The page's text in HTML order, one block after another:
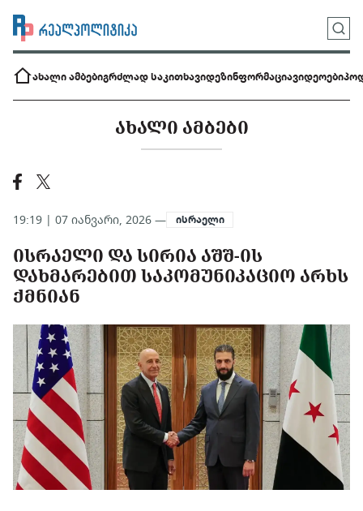
ახალი ამბებიგრძლად საკითხავიდეზინფორმაციავიდეოები
ᲐᲮᲐᲚᲘ ᲐᲛᲑᲔᲑᲘ
19:19 | 07 იანვარი, 2026 — ისრაელი
ᲘᲡᲠᲐᲔᲚᲘ ᲓᲐ ᲡᲘᲠᲘᲐ ᲐᲨᲨ-ᲘᲡ
ᲓᲐᲮᲛᲐᲠᲔᲑᲘᲗ ᲡᲐᲙᲝᲛᲣᲜᲘᲙᲐᲪᲘᲝ ᲐᲠᲮᲡ
ᲥᲛᲜᲘᲐᲜ